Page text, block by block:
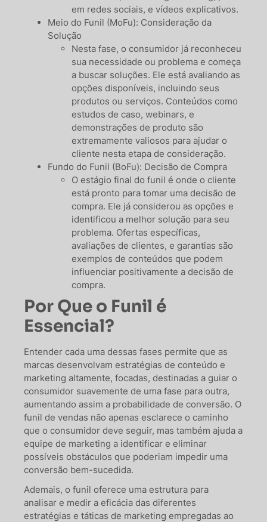
em redes sociais, e vídeos explicativos.
Meio do Funil (MoFu): Consideração da
Solução
Nesta fase, o consumidor já reconheceu
sua necessidade ou problema e começa
a buscar soluções. Ele está avaliando as
opções disponíveis, incluindo seus
produtos ou serviços. Conteúdos como
estudos de caso, webinars, e
demonstrações de produto são
extremamente valiosos para ajudar o
cliente nesta etapa de consideração.
Fundo do Funil (BoFu): Decisão de Compra
O estágio final do funil é onde o cliente
está pronto para tomar uma decisão de
compra. Ele já considerou as opções e
identificou a melhor solução para seu
problema. Ofertas específicas,
avaliações de clientes, e garantias são
exemplos de conteúdos que podem
influenciar positivamente a decisão de
compra.
Por Que o Funil é
Essencial?
Entender cada uma dessas fases permite que as
marcas desenvolvam estratégias de conteúdo e
marketing altamente, focadas, destinadas a guiar o
consumidor suavemente de uma fase para outra,
aumentando assim a probabilidade de conversão. O
funil de vendas não apenas esclarece o caminho
que o consumidor deve seguir, mas também ajuda a
equipe de marketing a identificar e eliminar
possíveis obstáculos que poderiam impedir uma
conversão bem-sucedida.
Ademais, o funil oferece uma estrutura para
analisar e medir a eficácia das diferentes
estratégias e táticas de marketing empregadas ao